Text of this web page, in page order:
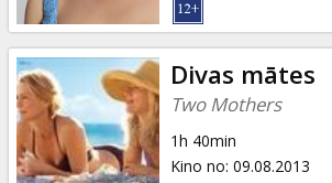
Divas mātes
Two Mothers
1h 40min
Kino no: 09.08.2013